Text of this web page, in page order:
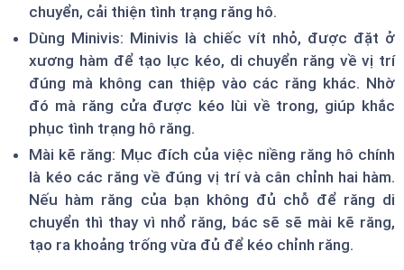
chuyển, cải thiện tình trạng răng hô.
Dùng Minivis: Minivis là chiếc vít nhỏ, được đặt ở
xương hàm để tạo lực kéo, di chuyển răng về vị trí
đúng mà không can thiệp vào các răng khác. Nhờ
đó mà răng cửa được kéo lùi về trong, giúp khắc
phục tình trạng hô răng.
Mài kẽ răng: Mục đích của việc niềng răng hô chính
là kéo các răng về đúng vị trí và cân chỉnh hai hàm.
Nếu hàm răng của bạn không đủ chỗ để răng di
chuyển thì thay vì nhổ răng, bác sẽ sẽ mài kẽ răng,
tạo ra khoảng trống vừa đủ để kéo chỉnh răng.